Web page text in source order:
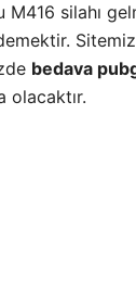
M416 silahı
demektir.
bedava
olacaktır.